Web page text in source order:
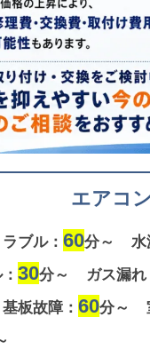
エアコ
ブル： 60分～ 水
30分～ ガス漏れ
板故障： 60分～